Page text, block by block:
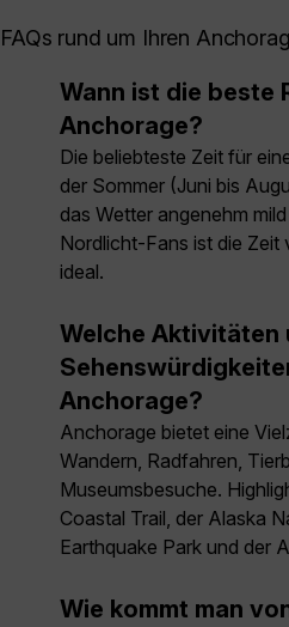
FAQs rund um Ihren
Wann ist die beste
Anchorage?
Die beliebteste Zeit für
der Sommer (Juni bis
das Wetter angenehm
Nordlicht-Fans ist die Zeit
ideal.
Welche Aktivitäten
Anchorage?
Anchorage bietet eine
Wandern, Radfahren,
Museumsbesuche.
Coastal Trail, der Alaska
Earthquake Park und der
Wie kommt man